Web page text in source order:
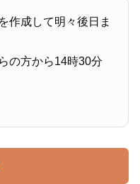
作成して明々後日ま
の方から14時30分